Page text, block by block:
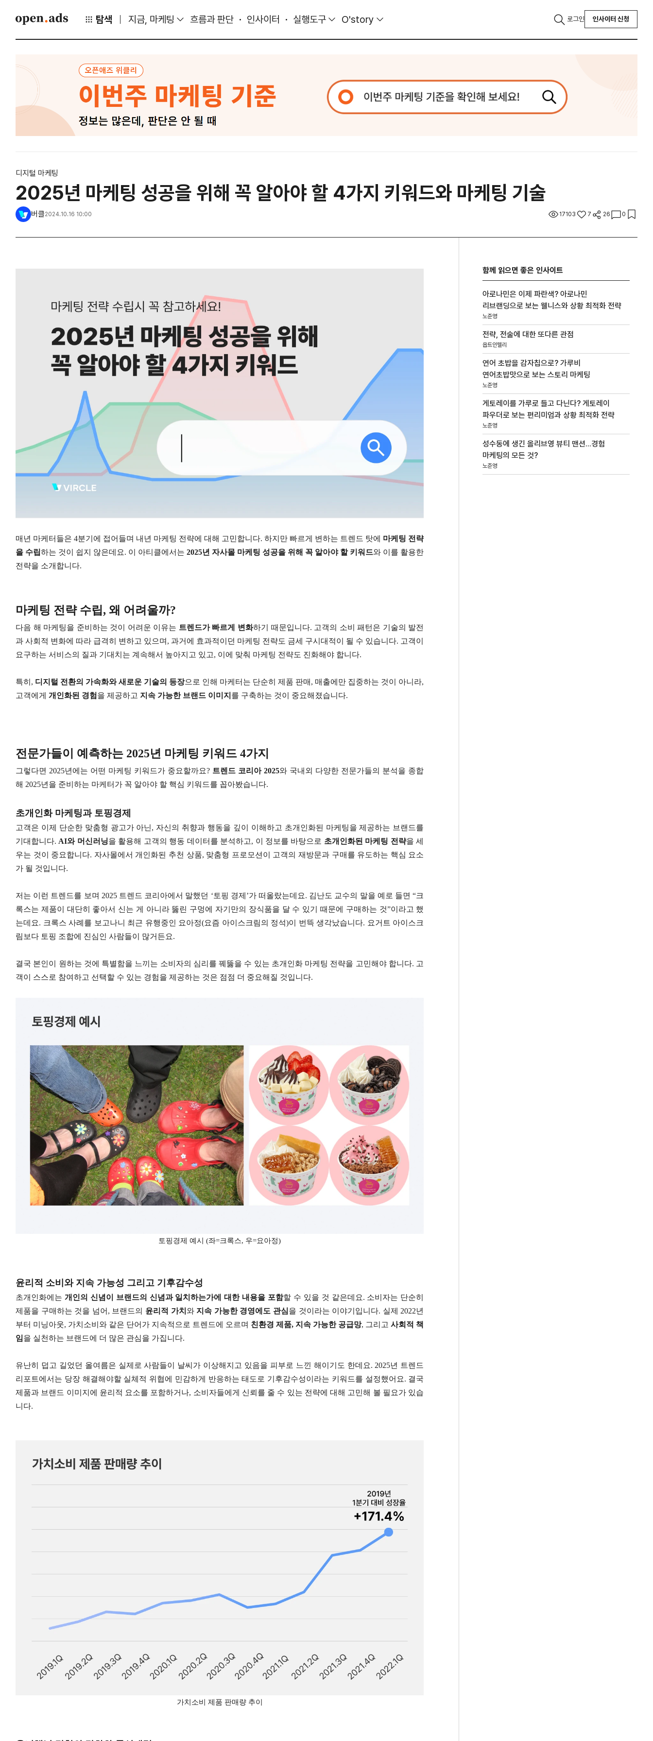
탐색 지금, 마케팅 흐름과 판단 인사이터 실행도구 O'story 로그인 인사이터 신청
디지털 마케팅
2025년 마케팅 성공을 위해 꼭 알아야 할 4가지 키워드와 마케팅 기술
버클2024.10.16 10:00 17103 7 26 0
매년 마케터들은 4분기에 접어들며 내년 마케팅 전략에 대해 고민합니다. 하지만 빠르게 변하는 트렌드 탓에 마케팅 전략
을 수립하는 것이 쉽지 않은데요. 이 아티클에서는 2025년 자사몰 마케팅 성공을 위해 꼭 알아야 할 키워드와 이를 활용한
전략을 소개합니다.
마케팅 전략 수립, 왜 어려울까?
다음 해 마케팅을 준비하는 것이 어려운 이유는 트렌드가 빠르게 변화하기 때문입니다. 고객의 소비 패턴은 기술의 발전
과 사회적 변화에 따라 급격히 변하고 있으며, 과거에 효과적이던 마케팅 전략도 금세 구시대적이 될 수 있습니다. 고객이
요구하는 서비스의 질과 기대치는 계속해서 높아지고 있고, 이에 맞춰 마케팅 전략도 진화해야 합니다.
특히, 디지털 전환의 가속화와 새로운 기술의 등장으로 인해 마케터는 단순히 제품 판매, 매출에만 집중하는 것이 아니라,
고객에게 개인화된 경험 을 제공하고 지속 가능한 브랜드 이미지 를 구축하는 것이 중요해졌습니다.
전문가들이 예측하는 2025년 마케팅 키워드 4가지
그렇다면 2025년에는 어떤 마케팅 키워드가 중요할까요? 트렌드 코리아 2025와 국내외 다양한 전문가들의 분석을 종합
해 2025년을 준비하는 마케터가 꼭 알아야 할 핵심 키워드를 꼽아봤습니다.
초개인화 마케팅과 토핑경제
고객은 이제 단순한 맞춤형 광고가 아닌, 자신의 취향과 행동을 깊이 이해하고 초개인화된 마케팅을 제공하는 브랜드를
기대합니다.AI와 머신러닝을 활용해 고객의 행동 데이터를 분석하고, 이 정보를 바탕으로 초개인화된 마케팅 전략을 세
우는 것이 중요합니다. 자사몰에서 개인화된 추천 상품, 맞춤형 프로모션이 고객의 재방문과 구매를 유도하는 핵심 요소
가 될 것입니다.
저는 이런 트렌드를 보며 2025 트렌드 코리아에서 말했던 ‘토핑 경제’가 떠올랐는데요. 김난도 교수의 말을 예로 들면 “크
록스는 제품이 대단히 좋아서 신는 게 아니라 뚫린 구멍에 자기만의 장식품을 달 수 있기 때문에 구매하는 것”이라고 했
는데요. 크록스 사례를 보고나니 최근 유행중인 요아정(요즘 아이스크림의 정석)이 번뜩 생각났습니다. 요거트 아이스크
림보다 토핑 조합에 진심인 사람들이 많거든요.
결국 본인이 원하는 것에 특별함을 느끼는 소비자의 심리를 꿰뚫을 수 있는 초개인화 마케팅 전략을 고민해야 합니다. 고
객이 스스로 참여하고 선택할 수 있는 경험을 제공하는 것은 점점 더 중요해질 것입니다.
토핑경제 예시 (좌=크록스, 우=요아정)
윤리적 소비와 지속 가능성 그리고 기후감수성
초개인화에는 개인의 신념이 브랜드의 신념과 일치하는가에 대한 내용을 포함할 수 있을 것 같은데요. 소비자는 단순히
제품을 구매하는 것을 넘어, 브랜드의 윤리적 가치 와 지속 가능한 경영에도 관심을 것이라는 이야기입니다. 실제 2022년
부터 미닝아웃, 가치소비와 같은 단어가 지속적으로 트렌드에 오르며 친환경 제품, 지속 가능한 공급망, 그리고사회적 책
임을 실천하는 브랜드에 더 많은 관심을 가집니다.
유난히 덥고 길었던 올여름은 실제로 사람들이 날씨가 이상해지고 있음을 피부로 느낀 해이기도 한데요. 2025년 트렌드
리포트에서는 당장 해결해야할 실체적 위협에 민감하게 반응하는 태도로 기후감수성이라는 키워드를 설정했어요. 결국
제품과 브랜드 이미지에 윤리적 요소를 포함하거나, 소비자들에게 신뢰를 줄 수 있는 전략에 대해 고민해 볼 필요가 있습
니다.
가치소비 제품 판매량 추이
함께 읽으면 좋은 인사이트
아로나민은 이제 파란색? 아로나민
리브랜딩으로 보는 웰니스와 상황 최적화 전략
노준영
전략, 전술에 대한 또다른 관점
옵트인텔리
연어 초밥을 감자칩으로? 가루비
연어초밥맛으로 보는 스토리 마케팅
노준영
게토레이를 가루로 들고 다닌다? 게토레이
파우더로 보는 편리미엄과 상황 최적화 전략
노준영
성수동에 생긴 올리브영 뷰티 맨션...경험
마케팅의 모든 것?
노준영